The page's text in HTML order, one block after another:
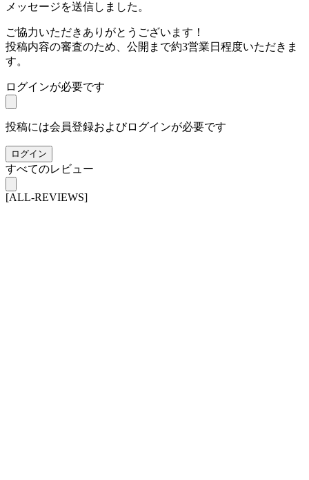
メッセージを送信しました。
ご協力いただきありがとうございます！
投稿内容の審査のため、公開まで約3営業日程度いただきま
す。
ログインが必要です
投稿には会員登録およびログインが必要です
ログイン
すべてのレビュー
[ALL-REVIEWS]